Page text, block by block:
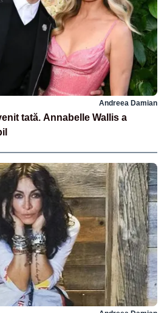
Andreea Damian
tată. Annabelle Wallis a